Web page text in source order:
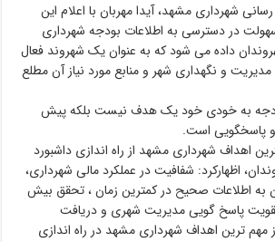
شهرداری مشهد، آیدا مهربان با اعلام این
در دسترسی به اطلاعات بودجه شهرداری
داده می شود که به عنوان یک شهروند فعال
و نگهداری شهر و منابع مورد نیاز آن مطلع
به خودی خود یک هدف نیست بلکه پیش
پاسخگویی است.
اهداف شهرداری مشهد از راه اندازی داشبورد
اظهارکرد: شفافیت در عملکرد مالی شهرداری،
به اطلاعات صحیح در کمترین زمان ، تحقق بیش
پاسخ گویی مدیریت شهری و دریافت
مهم ترین اهداف شهرداری مشهد در راه اندازی